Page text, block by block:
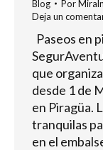
Blog Por
Deja un
Paseos en
que
desde 1 de
en Piragüa.
tranquilas
en el